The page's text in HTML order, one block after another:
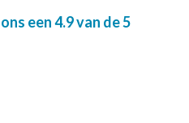
een 4.9 van de 5